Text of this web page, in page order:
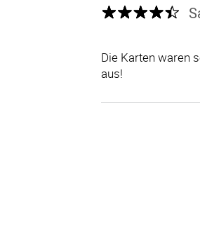
Die Karten waren
aus!